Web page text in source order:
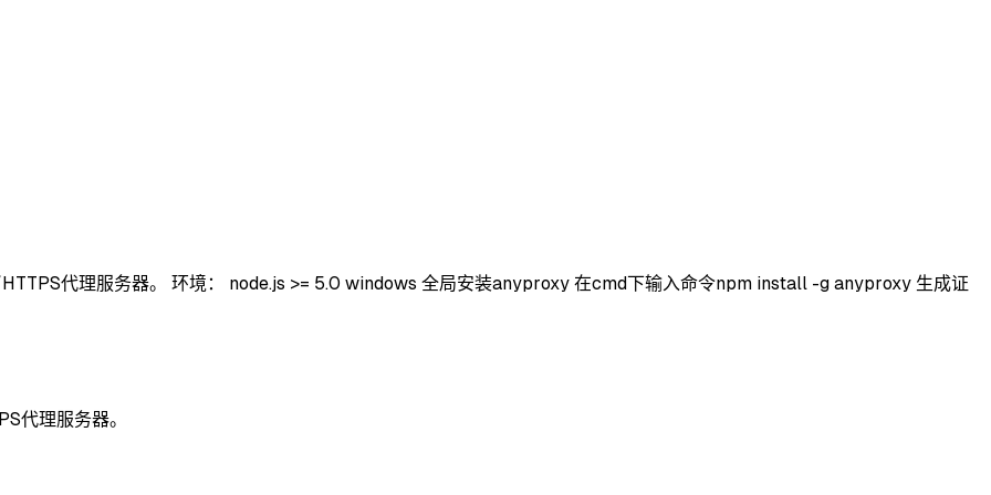
代理服务器。 环境： node.js >= 5.0 windows 全局安装anyproxy 在cmd下输入命令npm install -g anyproxy 生成证
代理服务器。